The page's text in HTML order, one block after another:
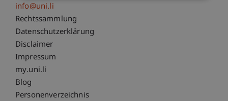
info@uni.li
Fußzeile Rechtliche Hinweise
Rechtssammlung
Datenschutzerklärung
Disclaimer
Impressum
Fußzeile Subdomain-Verzeichnis
my.uni.li
Blog
Personenverzeichnis